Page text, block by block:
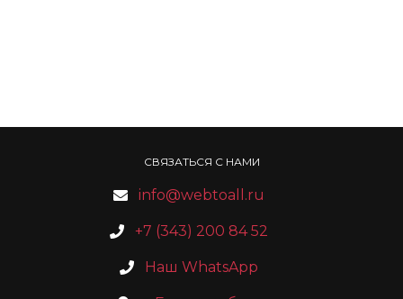
СВЯЗАТЬСЯ С НАМИ
info@webtoall.ru
+7 (343) 200 84 52
Наш WhatsApp